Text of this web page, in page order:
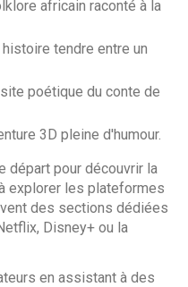
africain raconté à la
tendre entre un
poétique du conte de
3D pleine d'humour.
départ pour découvrir la
explorer les plateformes
des sections dédiées
Disney+ ou la
en assistant à des